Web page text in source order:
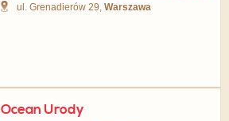
ul. Grenadierów 29,Warszawa
Ocean Urody